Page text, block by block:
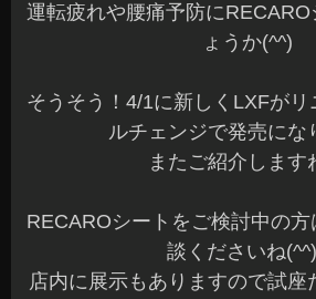
運転疲れや腰痛予防にRECARO
ょうか(^^)
そうそう！4/1に新しくLXFが
ルチェンジで発売にな
またご紹介しま
RECAROシートをご検討中の
談くださいね
店内に展示もありますので試座